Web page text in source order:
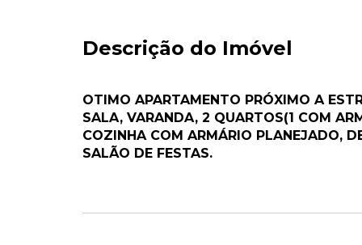
Descrição do Imóvel
OTIMO APARTAMENTO PRÓXIMO A
SALA, VARANDA, 2 QUARTOS(1 COM
COZINHA COM ARMÁRIO PLANEJADO,
SALÃO DE FESTAS.